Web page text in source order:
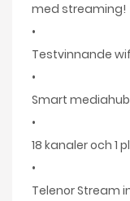
med streaming!
•
Testvinnande
•
Smart
•
18 kanaler och 1
•
Telenor Stream